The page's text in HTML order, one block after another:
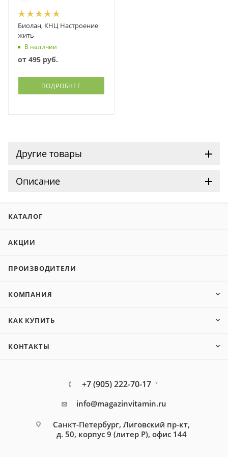
Биолан, КНЦ Настроение
жить
В наличии
от 495 руб.
ПОДРОБНЕЕ
Другие товары
Описание
КАТАЛОГ
АКЦИИ
ПРОИЗВОДИТЕЛИ
КОМПАНИЯ
КАК КУПИТЬ
КОНТАКТЫ
+7 (905) 222-70-17
info@magazinvitamin.ru
Санкт-Петербург, Лиговский пр-кт,
д. 50, корпус 9 (литер Р), офис 144